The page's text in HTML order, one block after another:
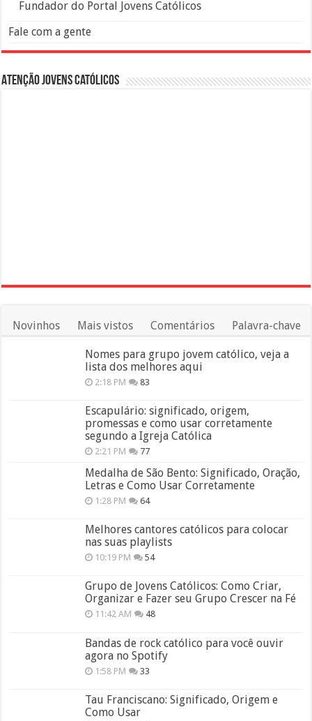
Fundador do Portal Jovens Católicos
Fale com a gente
Atenção Jovens Católicos
Novinhos Mais vistos Comentários Palavra-chave
Nomes para grupo jovem católico, veja a
lista dos melhores aqui
2:18 PM 83
Escapulário: significado, origem,
promessas e como usar corretamente
segundo a Igreja Católica
2:21 PM 77
Medalha de São Bento: Significado, Oração,
Letras e Como Usar Corretamente
1:28 PM 64
Melhores cantores católicos para colocar
nas suas playlists
10:19 PM 54
Grupo de Jovens Católicos: Como Criar,
Organizar e Fazer seu Grupo Crescer na Fé
11:42 AM 48
Bandas de rock católico para você ouvir
agora no Spotify
1:58 PM 33
Tau Franciscano: Significado, Origem e
Como Usar